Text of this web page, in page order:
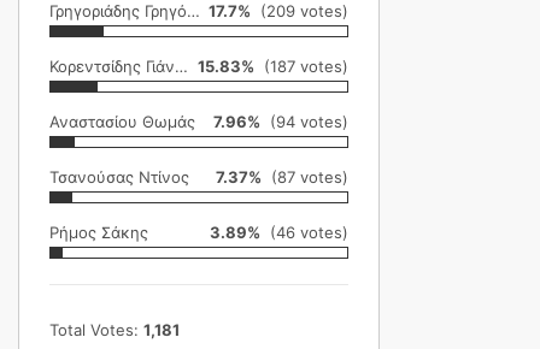
Γρηγοριάδης Γρηγόρης 17.7% (209 votes)
Κορεντσίδης Γιάννης 15.83% (187 votes)
Αναστασίου Θωμάς 7.96% (94 votes)
Τσανούσας Ντίνος 7.37% (87 votes)
Ρήμος Σάκης 3.89% (46 votes)
Total Votes: 1,181